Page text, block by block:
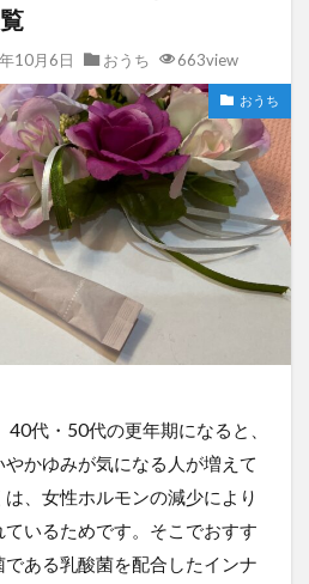
10月6日 おうち 663view
おうち
代・50代の更年期になると、
かゆみが気になる人が増えて
、女性ホルモンの減少により
いるためです。そこでおすす
ある乳酸菌を配合したインナ